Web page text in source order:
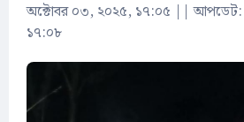
অক্টোবর ০৩, ২০২৫, ১৭:০৫ ||আপডেট:
১৭:০৮